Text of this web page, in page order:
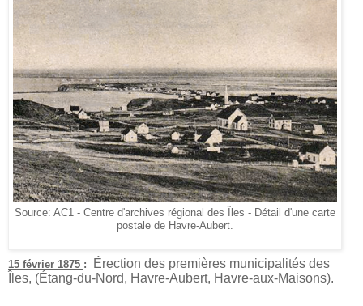
Source: AC1 - Centre d'archives régional des Îles - Détail d'une carte
postale de Havre-Aubert.
15 février 1875 :
Érection des premières municipalités des
Îles, (Étang-du-Nord, Havre-Aubert, Havre-aux-Maisons).